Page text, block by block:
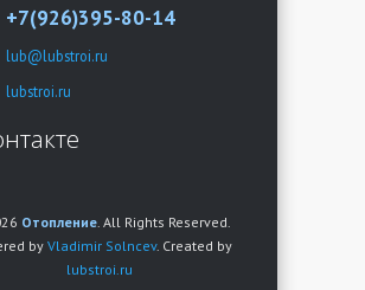
+7(926)395-80-14
lub@lubstroi.ru
lubstroi.ru
Отопление. All Rights Reserved.
by Vladimir Solncev. Created by
lubstroi.ru